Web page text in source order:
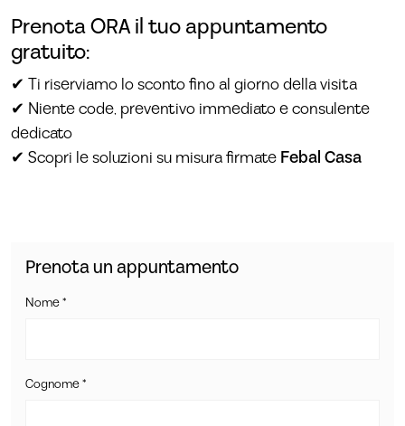
Prenota ORA il tuo appuntamento
gratuito:
✔ Ti riserviamo lo sconto fino al giorno della visita
✔ Niente code, preventivo immediato e consulente
dedicato
✔ Scopri le soluzioni su misura firmate Febal Casa
Prenota un appuntamento
Nome *
Cognome *